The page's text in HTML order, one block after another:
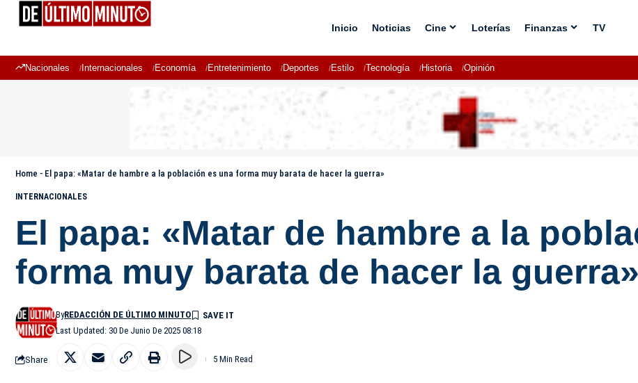
Inicio Noticias Cine Loterías Finanzas TV
Nacionales Internacionales Economía Entretenimiento Deportes Estilo Tecnología Historia Opinión
Home - El papa: «Matar de hambre a la población es una forma muy barata de hacer la guerra»
INTERNACIONALES
El papa: «Matar de hambre a la
forma muy barata de hacer la guerra»
Last Updated: 30 De Junio De 2025 08:18
ByREDACCIÓN DE ÚLTIMO MINUTO
Share 5 Min Read